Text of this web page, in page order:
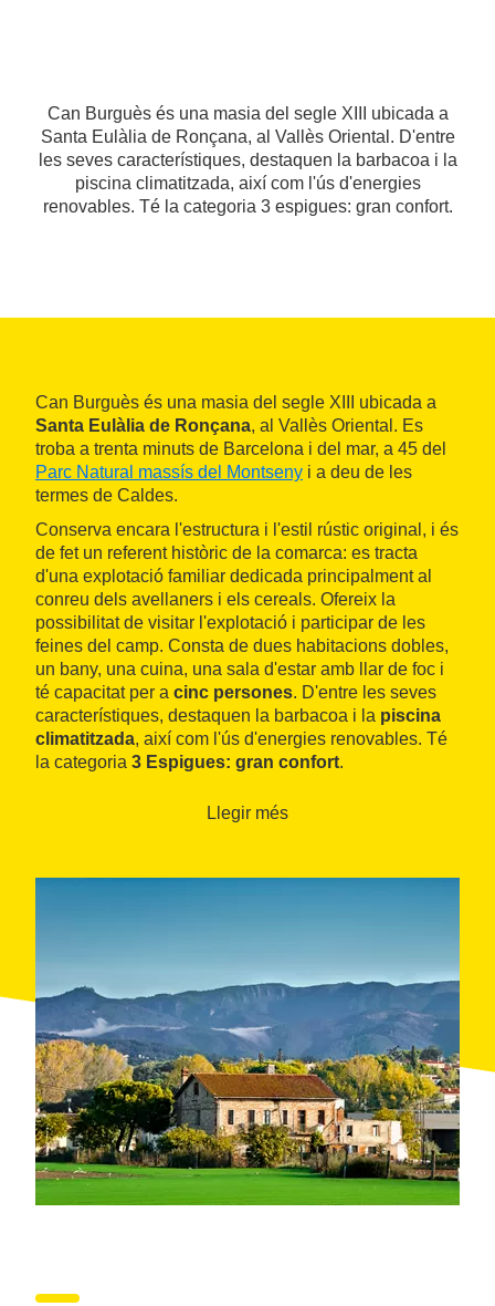
Can Burguès és una masia del segle XIII ubicada a
Santa Eulàlia de Ronçana, al Vallès Oriental. D'entre
les seves característiques, destaquen la barbacoa i la
piscina climatitzada, així com l'ús d'energies
renovables. Té la categoria 3 espigues: gran confort.
Can Burguès és una masia del segle XIII ubicada a
Santa Eulàlia de Ronçana, al Vallès Oriental. Es
troba a trenta minuts de Barcelona i del mar, a 45 del
Parc Natural massís del Montseny i a deu de les
termes de Caldes.
Conserva encara l'estructura i l'estil rústic original, i és
de fet un referent històric de la comarca: es tracta
d'una explotació familiar dedicada principalment al
conreu dels avellaners i els cereals. Ofereix la
possibilitat de visitar l'explotació i participar de les
feines del camp. Consta de dues habitacions dobles,
un bany, una cuina, una sala d'estar amb llar de foc i
té capacitat per a cinc persones. D'entre les seves
característiques, destaquen la barbacoa i la piscina
climatitzada, així com l'ús d'energies renovables. Té
la categoria 3 Espigues: gran confort.
Llegir més